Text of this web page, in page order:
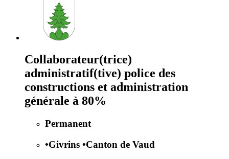
Collaborateur(trice)
administratif(tive) police des
constructions et administration
générale à 80%
Permanent
•Givrins •Canton de Vaud